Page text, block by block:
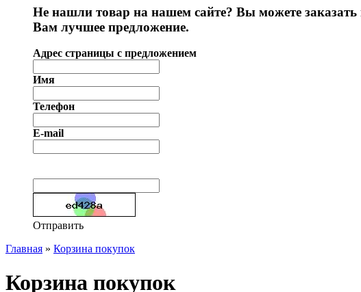
Не нашли товар на нашем сайте? Вы можете
Вам лучшее предложение.
Адрес страницы с предложением
Имя
Телефон
E-mail
Отправить
Главная » Корзина покупок
Корзина покупок